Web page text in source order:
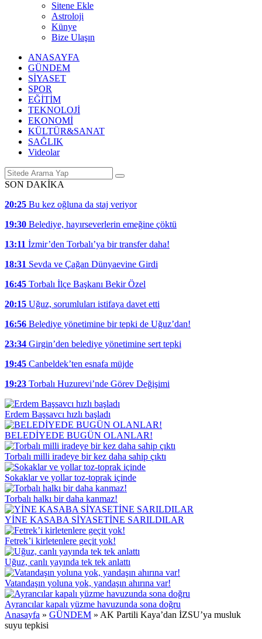
Sitene Ekle
Astroloji
Künye
Bize Ulaşın
ANASAYFA
GÜNDEM
SİYASET
SPOR
EĞİTİM
TEKNOLOJİ
EKONOMİ
KÜLTÜR&SANAT
SAĞLIK
Videolar
SON DAKİKA
20:25 Bu kez oğluna da staj veriyor
19:30 Belediye, hayırseverlerin emeğine çöktü
13:11 İzmir’den Torbalı’ya bir transfer daha!
18:31 Sevda ve Çağan Dünyaevine Girdi
16:45 Torbalı İlçe Başkanı Bekir Özel
20:15 Uğuz, sorumluları istifaya davet etti
16:56 Belediye yönetimine bir tepki de Uğuz’dan!
23:34 Girgin’den belediye yönetimine sert tepki
19:45 Canbeldek’ten esnafa müjde
19:23 Torbalı Huzurevi’nde Görev Değişimi
Erdem Başsavcı hızlı başladı
BELEDİYEDE BUGÜN OLANLAR!
Torbalı milli iradeye bir kez daha sahip çıktı
Sokaklar ve yollar toz-toprak içinde
Torbalı halkı bir daha kanmaz!
YİNE KASABA SİYASETİNE SARILDILAR
Fetrek’i kirletenlere geçit yok!
Uğuz, canlı yayında tek tek anlattı
Vatandaşın yoluna yok, yandaşın ahırına var!
Ayrancılar kapalı yüzme havuzunda sona doğru
Anasayfa » GÜNDEM » AK Partili Kaya’dan İZSU’ya musluk
suyu tepkisi